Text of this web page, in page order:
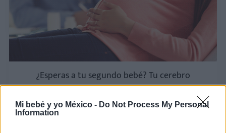
Mi bebé y yo México - Do Not Process My Personal
Information
¿Esperas a tu segundo bebé? Tu cerebro
también está cambiando (y la ciencia ya sabe
cómo)